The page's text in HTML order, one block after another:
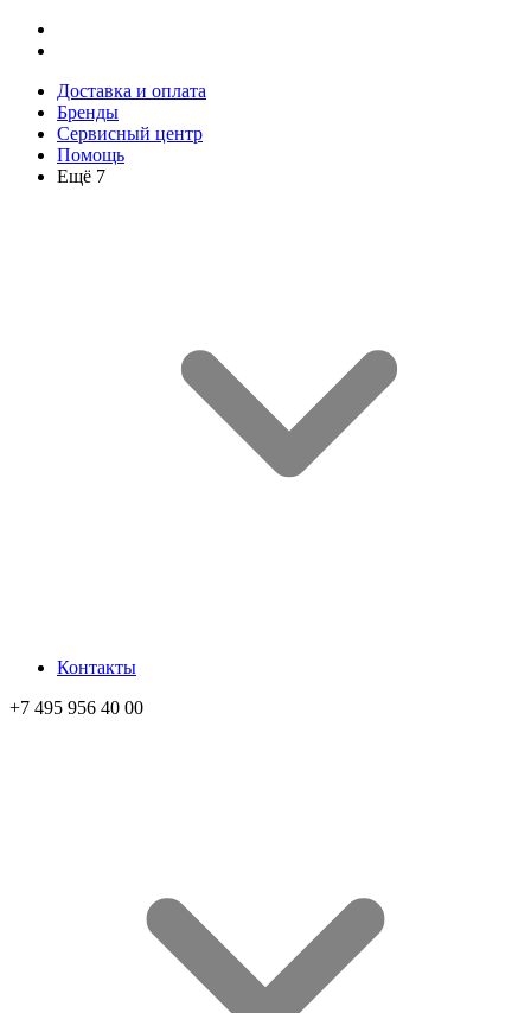
Доставка и оплата
Бренды
Сервисный центр
Помощь
Ещё 7
Контакты
+7 495 956 40 00